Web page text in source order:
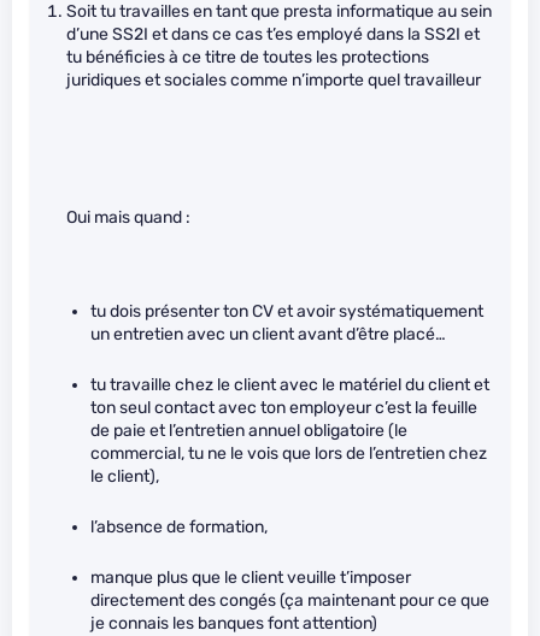
Soit tu travailles en tant que presta informatique au sein
d’une SS2I et dans ce cas t’es employé dans la SS2I et
tu bénéficies à ce titre de toutes les protections
juridiques et sociales comme n’importe quel travailleur
Oui mais quand :
tu dois présenter ton CV et avoir systématiquement
un entretien avec un client avant d’être placé…
tu travaille chez le client avec le matériel du client et
ton seul contact avec ton employeur c’est la feuille
de paie et l’entretien annuel obligatoire (le
commercial, tu ne le vois que lors de l’entretien chez
le client),
l’absence de formation,
manque plus que le client veuille t’imposer
directement des congés (ça maintenant pour ce que
je connais les banques font attention)